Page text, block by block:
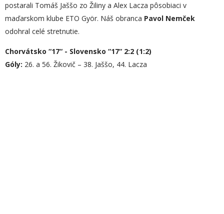
postarali Tomáš Jaššo zo Žiliny a Alex Lacza pôsobiaci v
maďarskom klube ETO Györ. Náš obranca Pavol Nemček
odohral celé stretnutie.
Chorvátsko “17“ - Slovensko “17“ 2:2 (1:2)
Góly: 26. a 56. Žikovič – 38. Jaššo, 44. Lacza